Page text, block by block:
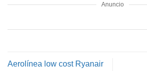
Anuncio
Aerolínea low cost Ryanair